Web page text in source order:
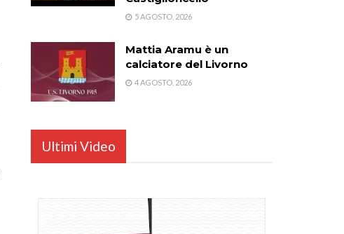
5 AGOSTO, 2026
Mattia Aramu è un
calciatore del Livorno
4 AGOSTO, 2026
Ultimi Video